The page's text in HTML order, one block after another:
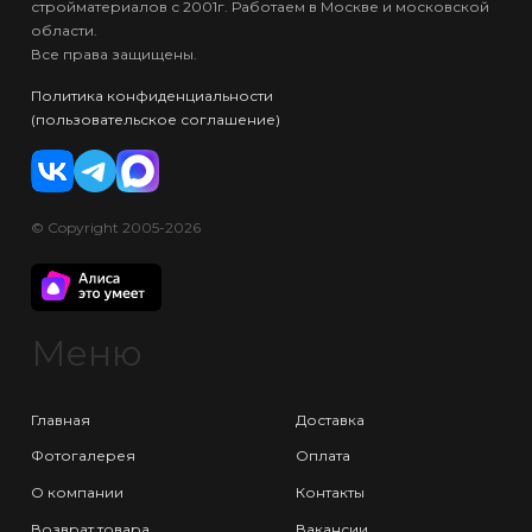
стройматериалов с 2001г. Работаем в Москве и московской
области.
Все права защищены.
Политика конфиденциальности
(пользовательское соглашение)
© Copyright 2005-2026
Меню
Главная
Фотогалерея
О компании
Доставка
Оплата
Контакты